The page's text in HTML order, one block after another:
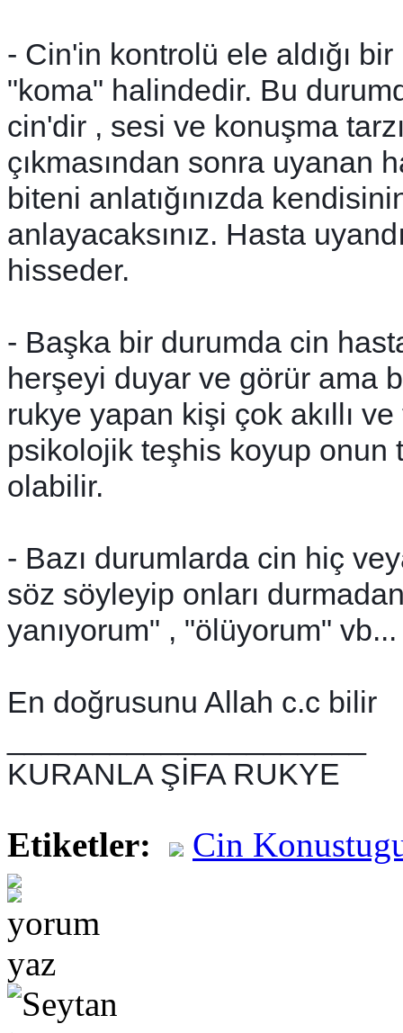
- Cin'in kontrolü ele aldığı
"koma" halindedir. Bu
cin'dir , sesi ve konuşma
çıkmasından sonra uyanan
biteni anlatığınızda
anlayacaksınız. Hasta
hisseder.
- Başka bir durumda cin
herşeyi duyar ve görür ama
rukye yapan kişi çok akıllı
psikolojik teşhis koyup onun
olabilir.
- Bazı durumlarda cin hiç
söz söyleyip onları
yanıyorum" , "ölüyorum" vb...
En doğrusunu Allah c.c bilir
KURANLA ŞİFA RUKYE
Etiketler: Cin